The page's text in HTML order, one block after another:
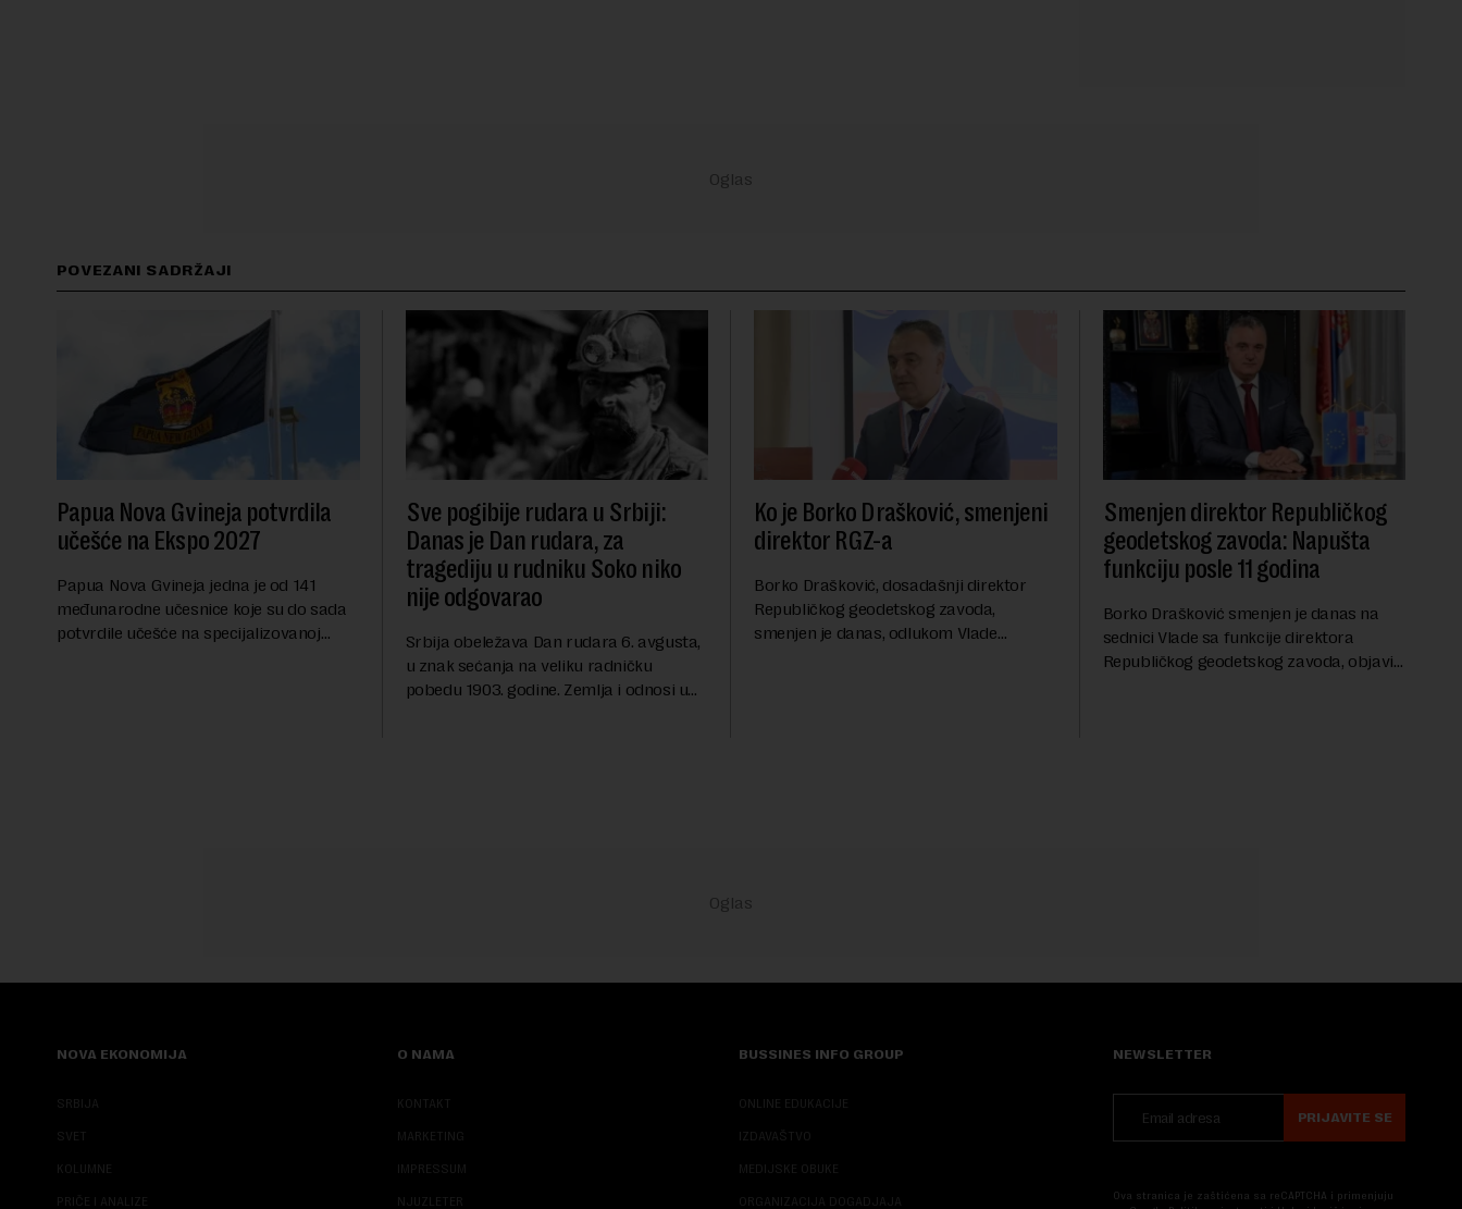
POVEZANI SADRŽAJI
Papua Nova Gvineja potvrdila
učešće na Ekspo 2027
Papua Nova Gvineja jedna je od 141
međunarodne učesnice koje su do sada
potvrdile učešće na specijalizovanoj
Sve pogibije rudara u Srbiji:
Danas je Dan rudara, za
tragediju u rudniku Soko niko
nije odgovarao
Srbija obeležava Dan rudara 6. avgusta,
u znak sećanja na veliku radničku
pobedu 1903. godine. Zemlja i odnosi u
Ko je Borko Drašković, smenjeni
direktor RGZ-a
Borko Drašković, dosadašnji direktor
Republičkog geodetskog zavoda,
smenjen je danas, odlukom Vlade
Smenjen direktor Republičkog
geodetskog zavoda: Napušta
funkciju posle 11 godina
Borko Drašković smenjen je danas na
sednici Vlade sa funkcije direktora
Republičkog geodetskog zavoda, objavio
NOVA EKONOMIJA
SRBIJA
SVET
KOLUMNE
PRIČE I ANALIZE
O NAMA
KONTAKT
MARKETING
IMPRESSUM
NJUZLETER
BUSSINES INFO GROUP
ONLINE EDUKACIJE
IZDAVAŠTVO
MEDIJSKE OBUKE
ORGANIZACIJA DOGADJAJA
NEWSLETTER
PRIJAVITE SE
Ova stranica je zaštićena sa reCAPTCHA i primenjuju